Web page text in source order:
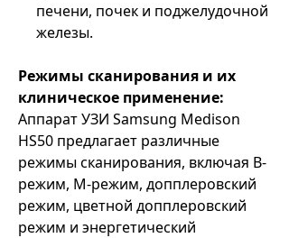
печени, почек и поджелудочной
железы.
Режимы сканирования и их
клиническое применение:
Аппарат УЗИ Samsung Medison
HS50 предлагает различные
режимы сканирования, включая B-
режим, M-режим, допплеровский
режим, цветной допплеровский
режим и энергетический